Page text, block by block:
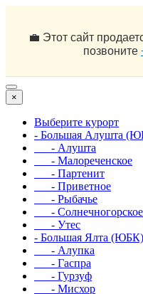
💼 Этот сайт
позвоните
×
Выберите курорт
- Большая Алушта
- Алушта
- Малореченское
- Партенит
- Приветное
- Рыбачье
- Солнечногорское
- Утес
- Большая Ялта (ЮБК)
- Алупка
- Гаспра
- Гурзуф
- Мисхор